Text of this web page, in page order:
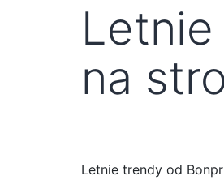
na
Letnie trendy od